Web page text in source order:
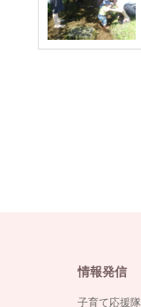
情報発信
子育て応援隊